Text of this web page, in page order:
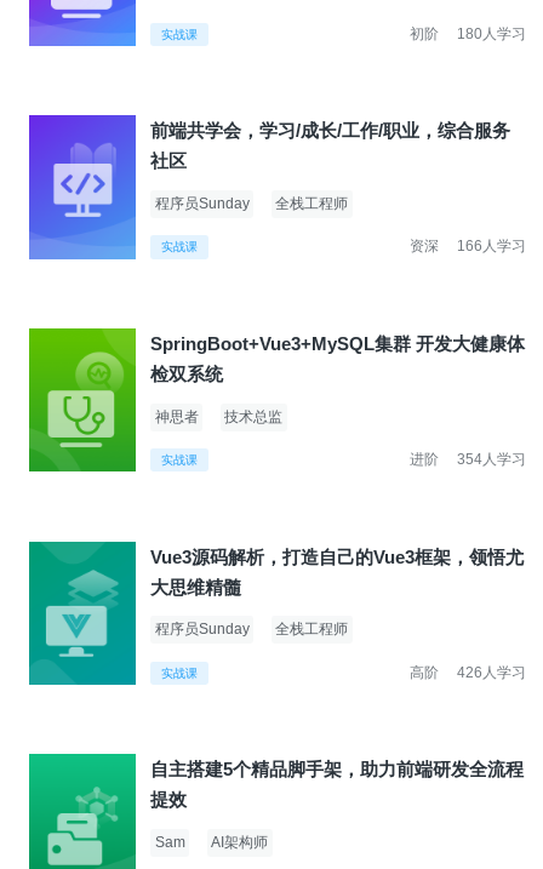
实战课 180人学习
初阶
前端共学会，学习/成长/工作/职业，综合服务
社区
程序员Sunday 全栈工程师
实战课 166人学习
资深
SpringBoot+Vue3+MySQL集群 开发大健康体
检双系统
神思者 技术总监
实战课 354人学习
进阶
Vue3源码解析，打造自己的Vue3框架，领悟尤
大思维精髓
程序员Sunday 全栈工程师
实战课 426人学习
高阶
自主搭建5个精品脚手架，助力前端研发全流程
提效
Sam AI架构师